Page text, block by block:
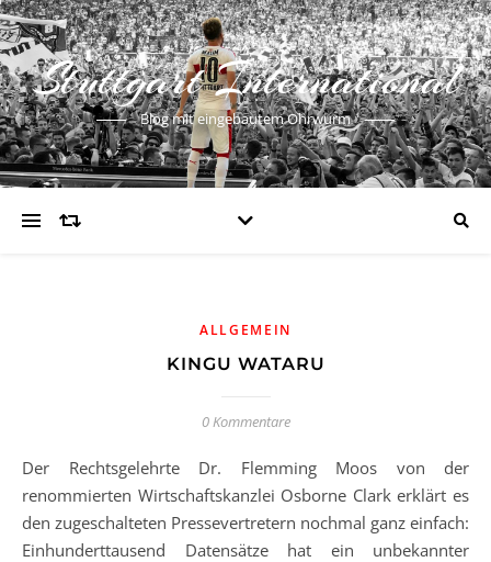
Stuttgart International
Blog mit eingebautem Ohrwurm
ALLGEMEIN
KINGU WATARU
0 Kommentare
Der Rechtsgelehrte Dr. Flemming Moos von der
renommierten Wirtschaftskanzlei Osborne Clark erklärt es
den zugeschalteten Pressevertretern nochmal ganz einfach:
Einhunderttausend Datensätze hat ein unbekannter